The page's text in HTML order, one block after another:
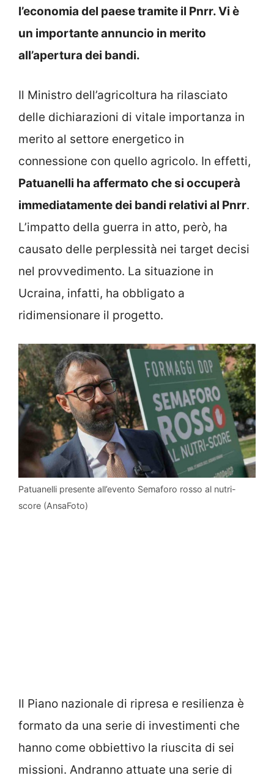
l’economia del paese tramite il Pnrr. Vi è
un importante annuncio in merito
all’apertura dei bandi.
Il Ministro dell’agricoltura ha rilasciato
delle dichiarazioni di vitale importanza in
merito al settore energetico in
connessione con quello agricolo. In effetti,
Patuanelli ha affermato che si occuperà
immediatamente dei bandi relativi al Pnrr.
L’impatto della guerra in atto, però, ha
causato delle perplessità nei target decisi
nel provvedimento. La situazione in
Ucraina, infatti, ha obbligato a
ridimensionare il progetto.
Patuanelli presente all’evento Semaforo rosso al nutri-
score (AnsaFoto)
Il Piano nazionale di ripresa e resilienza è
formato da una serie di investimenti che
hanno come obbiettivo la riuscita di sei
missioni. Andranno attuate una serie di